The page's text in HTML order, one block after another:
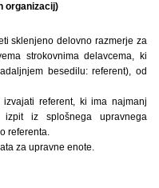
organizacij)
sklenjeno delovno razmerje za
strokovnima delavcema, ki
besedilu: referent), od
referent, ki ima najmanj
izpit iz splošnega upravnega
referenta.
za upravne enote.